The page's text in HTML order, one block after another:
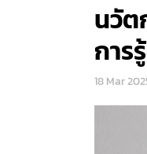
นวัต
การ
18 Mar